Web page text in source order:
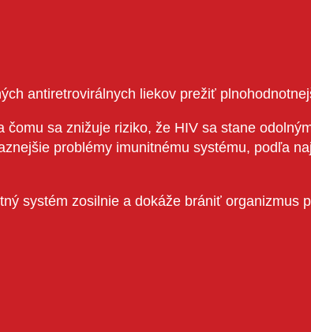
antiretrovirálnych liekov prežiť
sa znižuje riziko, že HIV sa stane
problémy imunitnému systému, podľa
systém zosilnie a dokáže brániť organizmus